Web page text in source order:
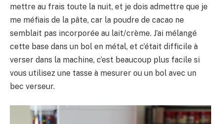
mettre au frais toute la nuit, et je dois admettre que je
me méfiais de la pâte, car la poudre de cacao ne
semblait pas incorporée au lait/crème. J’ai mélangé
cette base dans un bol en métal, et c’était difficile à
verser dans la machine, c’est beaucoup plus facile si
vous utilisez une tasse à mesurer ou un bol avec un
bec verseur.